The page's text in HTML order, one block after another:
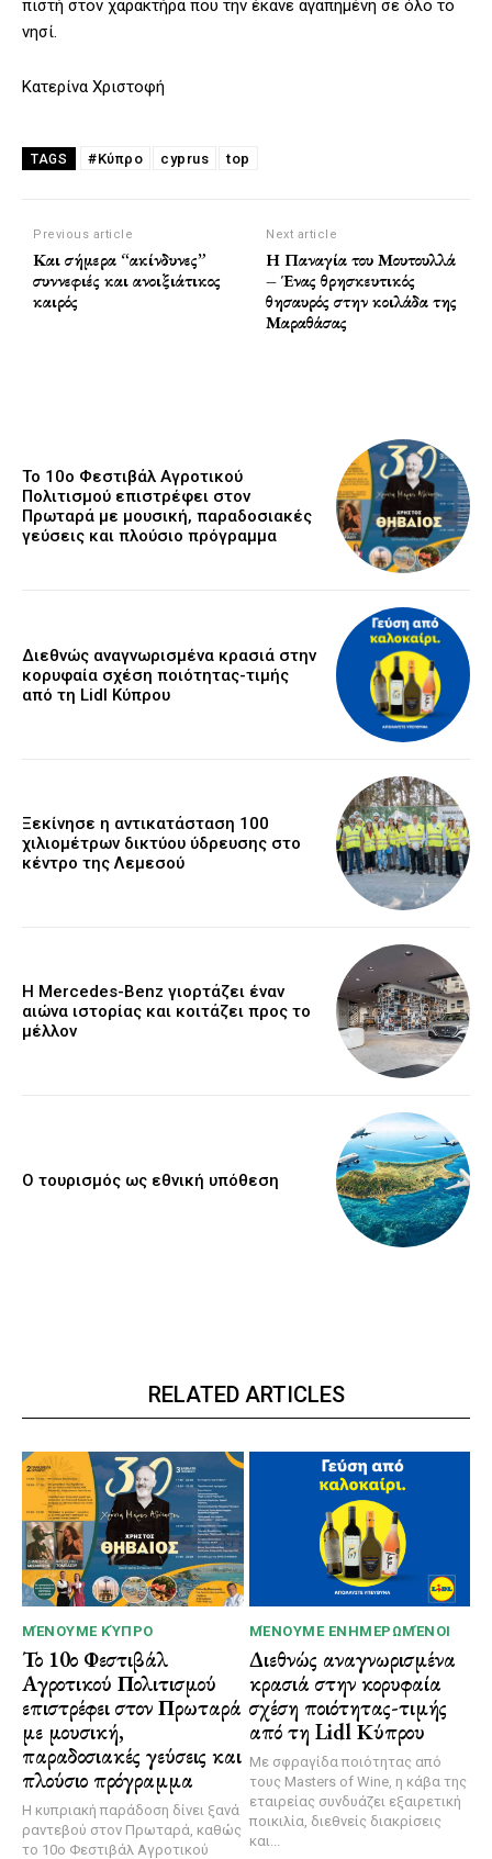
πιστή στον χαρακτήρα που την έκανε αγαπημένη σε όλο το
νησί.
Κατερίνα Χριστοφή
TAGS #Κύπρο cyprus top
Previous article
Και σήμερα “ακίνδυνες”
συννεφιές και ανοιξιάτικος
καιρός
Next article
Η Παναγία του Μουτουλλά
– Ένας θρησκευτικός
θησαυρός στην κοιλάδα της
Μαραθάσας
Το 10ο Φεστιβάλ Αγροτικού
Πολιτισμού επιστρέφει στον
Πρωταρά με μουσική, παραδοσιακές
γεύσεις και πλούσιο πρόγραμμα
Διεθνώς αναγνωρισμένα κρασιά στην
κορυφαία σχέση ποιότητας-τιμής
από τη Lidl Κύπρου
Ξεκίνησε η αντικατάσταση 100
χιλιομέτρων δικτύου ύδρευσης στο
κέντρο της Λεμεσού
Η Mercedes-Benz γιορτάζει έναν
αιώνα ιστορίας και κοιτάζει προς το
μέλλον
Ο τουρισμός ως εθνική υπόθεση
RELATED ARTICLES
ΜΈΝΟΥΜΕ ΚΎΠΡΟ
Το 10ο Φεστιβάλ
Αγροτικού Πολιτισμού
επιστρέφει στον Πρωταρά
με μουσική,
παραδοσιακές γεύσεις και
πλούσιο πρόγραμμα
Η κυπριακή παράδοση δίνει ξανά
ραντεβού στον Πρωταρά, καθώς
το 10ο Φεστιβάλ Αγροτικού
ΜΈΝΟΥΜΕ ΕΝΗΜΕΡΩΜΈΝΟΙ
Διεθνώς αναγνωρισμένα
κρασιά στην κορυφαία
σχέση ποιότητας-τιμής
από τη Lidl Κύπρου
Με σφραγίδα ποιότητας από
τους Masters of Wine, η κάβα της
εταιρείας συνδυάζει εξαιρετική
ποικιλία, διεθνείς διακρίσεις
και...